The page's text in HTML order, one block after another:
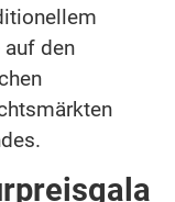
auf den